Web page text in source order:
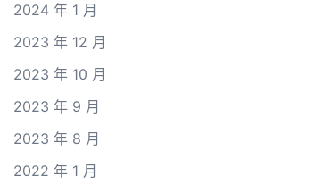
2024 年 1 月
2023 年 12 月
2023 年 10 月
2023 年 9 月
2023 年 8 月
2022 年 1 月